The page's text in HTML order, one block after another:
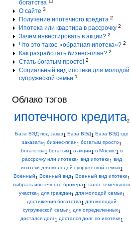
богатства
О сайте 3
Получение ипотечного кредита 2
Ипотека или квартира в рассрочку 2
Зачем инвестировать в акции? 2
Что это такое «обратная ипотека»? 2
Как разработать бизнес-план? 2
Стать богатым просто! 2
Социальный вид ипотеки для молодой
супружеской семьи 1
Облако тэгов
ипотечного кредита2
База ВЭД под заказ1 База ВЭД1 База ВЭД где
заказать1 бизнес-план1 богатым просто1
богатства1 богатым1 в акции1 в Москве1 в
рассрочку или ипотека1 вид ипотеки1 вид
ипотеки для молодой супружеской семьи1
Военный1 Военный вид1 Военный вид ипотеки1
выбрать ипотечного брокера1 залог земельного
участка1 для граждан1 для молодой семьи1
достижения богатства1 для молодой
супружеской семьи1 для определенных1
достался долг1 достался долг по ипотеке1